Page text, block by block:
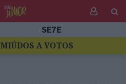
SE7E
MIÚDOS A VOTOS